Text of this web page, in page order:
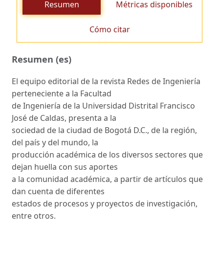
Resumen Métricas disponibles
Cómo citar
Resumen (es)
El equipo editorial de la revista Redes de Ingeniería
perteneciente a la Facultad
de Ingeniería de la Universidad Distrital Francisco
José de Caldas, presenta a la
sociedad de la ciudad de Bogotá D.C., de la región,
del país y del mundo, la
producción académica de los diversos sectores que
dejan huella con sus aportes
a la comunidad académica, a partir de artículos que
dan cuenta de diferentes
estados de procesos y proyectos de investigación,
entre otros.